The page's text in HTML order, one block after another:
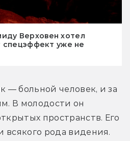
Верховен хотел
спецэффект уже не
больной человек, и за
В молодости он
пространств. Его
всякого рода видения.